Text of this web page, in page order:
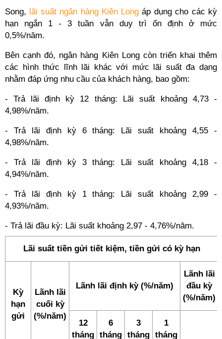
Song, lãi suất ngân hàng Kiên Long áp dụng cho các kỳ
hạn ngắn 1 - 3 tuần vẫn duy trì ổn định ở mức
0,5%/năm.
Bên cạnh đó, ngân hàng Kiên Long còn triển khai thêm
các hình thức lĩnh lãi khác với mức lãi suất đa dạng
nhằm đáp ứng nhu cầu của khách hàng, bao gồm:
- Trả lãi định kỳ 12 tháng: Lãi suất khoảng 4,73 -
4,98%/năm.
- Trả lãi định kỳ 6 tháng: Lãi suất khoảng 4,55 -
4,98%/năm.
- Trả lãi định kỳ 3 tháng: Lãi suất khoảng 4,18 -
4,94%/năm.
- Trả lãi định kỳ 1 tháng: Lãi suất khoảng 2,99 -
4,93%/năm.
- Trả lãi đầu kỳ: Lãi suất khoảng 2,97 - 4,76%/năm.
Lãi suất tiền gửi tiết kiệm, tiền gửi có kỳ hạn
Kỳ
hạn
gửi
Lãnh lãi
cuối kỳ
(%/năm)
Lãnh lãi định kỳ (%/năm)
Lãnh lãi
đầu kỳ
(%/năm)
12
tháng
6
tháng
3
tháng
1
tháng